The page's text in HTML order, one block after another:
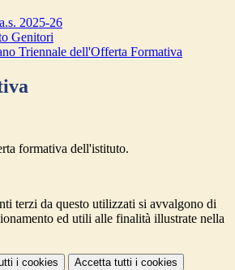
2025-26
Genitori
Triennale dell'Offerta Formativa
formativa dell'istituto.
terzi da questo utilizzati si avvalgono di
ed utili alle finalità illustrate nella
i cookies Accetta tutti i cookies